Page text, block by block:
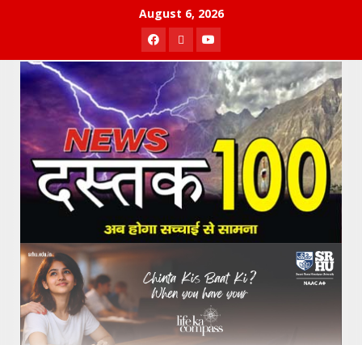
August 6, 2026
Facebook
TwitterYoutube